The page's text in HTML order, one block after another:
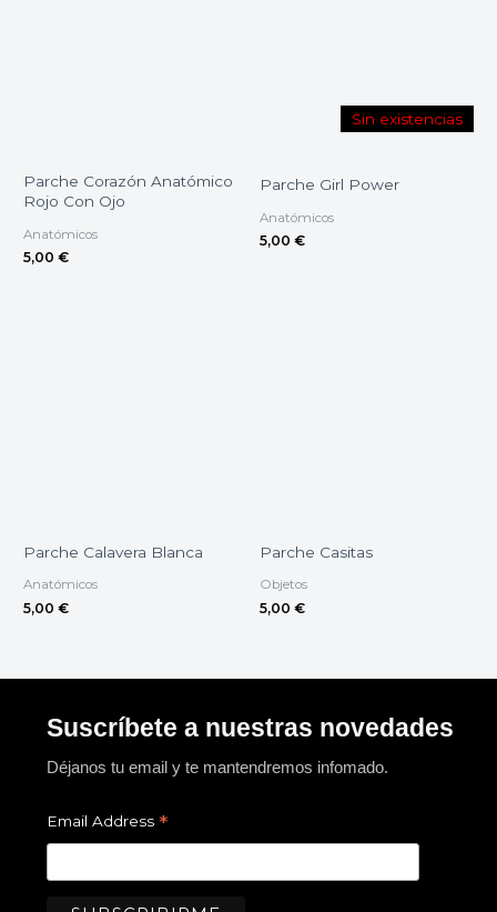
Parche Corazón Anatómico
Rojo Con Ojo
Anatómicos
5,00 €
Sin existencias
Parche Girl Power
Anatómicos
5,00 €
Parche Calavera Blanca
Anatómicos
5,00 €
Parche Casitas
Objetos
5,00 €
Suscríbete a nuestras novedades
Déjanos tu email y te mantendremos infomado.
Email Address *